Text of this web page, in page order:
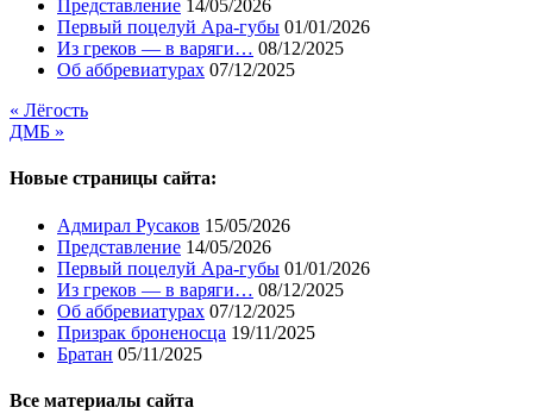
Представление 14/05/2026
Первый поцелуй Ара-губы 01/01/2026
Из греков — в варяги… 08/12/2025
Об аббревиатурах 07/12/2025
« Лёгость
ДМБ »
Новые страницы сайта:
Адмирал Русаков 15/05/2026
Представление 14/05/2026
Первый поцелуй Ара-губы 01/01/2026
Из греков — в варяги… 08/12/2025
Об аббревиатурах 07/12/2025
Призрак броненосца 19/11/2025
Братан 05/11/2025
Все материалы сайта